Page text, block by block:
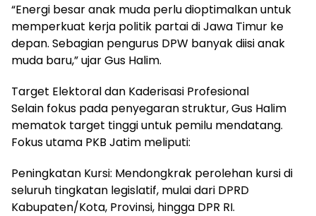
“Energi besar anak muda perlu dioptimalkan untuk
memperkuat kerja politik partai di Jawa Timur ke
depan. Sebagian pengurus DPW banyak diisi anak
muda baru,” ujar Gus Halim.
Target Elektoral dan Kaderisasi Profesional
Selain fokus pada penyegaran struktur, Gus Halim
mematok target tinggi untuk pemilu mendatang.
Fokus utama PKB Jatim meliputi:
Peningkatan Kursi: Mendongkrak perolehan kursi di
seluruh tingkatan legislatif, mulai dari DPRD
Kabupaten/Kota, Provinsi, hingga DPR RI.